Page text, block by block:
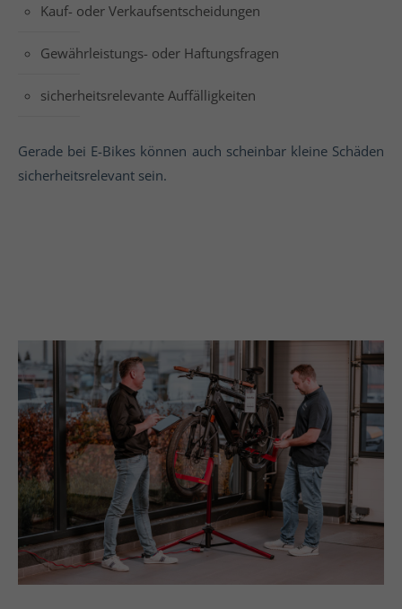
Kauf- oder Verkaufsentscheidungen
Gewährleistungs- oder Haftungsfragen
sicherheitsrelevante Auffälligkeiten
Gerade bei E-Bikes können auch scheinbar kleine Schäden
sicherheitsrelevant sein.